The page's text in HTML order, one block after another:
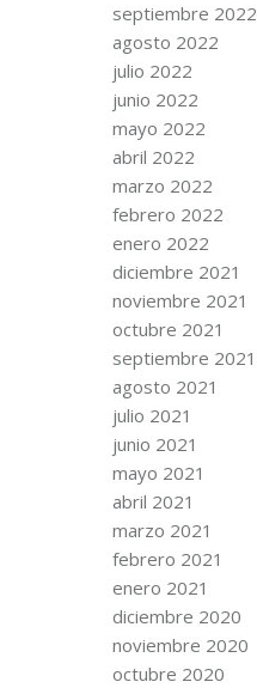
septiembre 2022
agosto 2022
julio 2022
junio 2022
mayo 2022
abril 2022
marzo 2022
febrero 2022
enero 2022
diciembre 2021
noviembre 2021
octubre 2021
septiembre 2021
agosto 2021
julio 2021
junio 2021
mayo 2021
abril 2021
marzo 2021
febrero 2021
enero 2021
diciembre 2020
noviembre 2020
octubre 2020